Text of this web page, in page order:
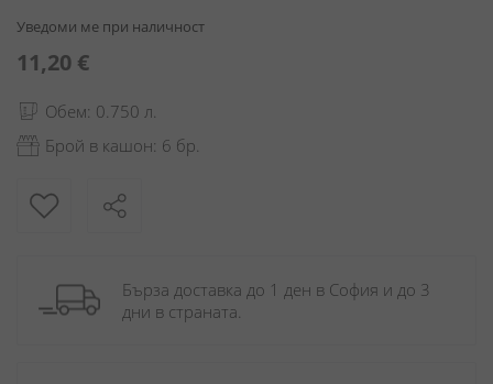
Уведоми ме при наличност
11,20 €
Обем: 0.750 л.
Брой в кашон: 6 бр.
Бърза доставка до 1 ден в София и до 3
дни в страната.